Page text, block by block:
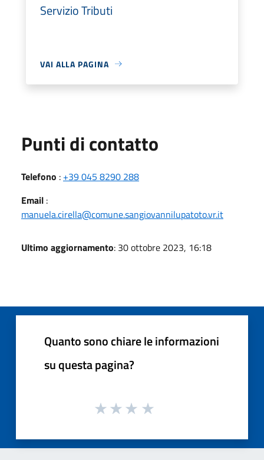
Servizio Tributi
VAI ALLA PAGINA
Punti di contatto
Telefono : +39 045 8290 288
Email :
manuela.cirella@comune.sangiovannilupatoto.vr.it
Ultimo aggiornamento: 30 ottobre 2023, 16:18
Quanto sono chiare le informazioni
su questa pagina?